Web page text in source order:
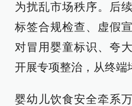
为扰乱市场秩序。后
标签合规检查、虚假
对冒用婴童标识、夸
开展专项整治，从终端
婴幼儿饮食安全牵系